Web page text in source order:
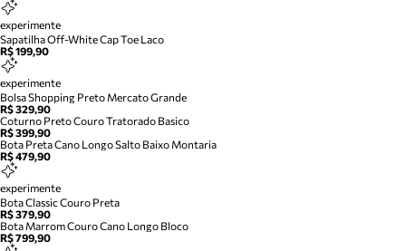
experimente
Sapatilha Off-White Cap Toe Laco
R$ 199,90
experimente
Bolsa Shopping Preto Mercato Grande
R$ 329,90
Coturno Preto Couro Tratorado Basico
R$ 399,90
Bota Preta Cano Longo Salto Baixo Montaria
R$ 479,90
experimente
Bota Classic Couro Preta
R$ 379,90
Bota Marrom Couro Cano Longo Bloco
R$ 799,90